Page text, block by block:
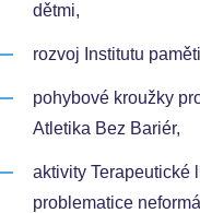
dětmi,
rozvoj Institutu
pohybové kroužky
Atletika Bez Bariér,
aktivity Terapeutické
problematice